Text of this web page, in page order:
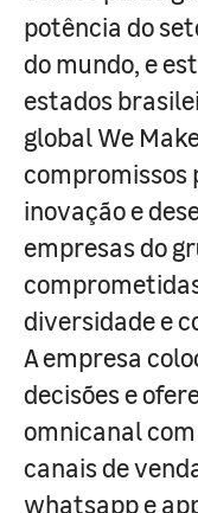
potência do
do mundo, e
estados
global We
inovação e
empresas do
diversidade e
A empresa
decisões e
omnicanal
canais de
whatsapp e